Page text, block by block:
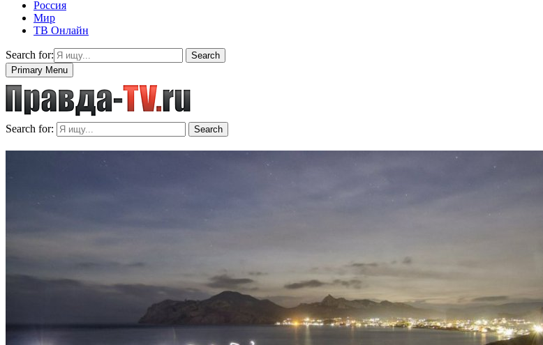
Россия
Мир
ТВ Онлайн
Search for:
Search
Primary Menu
Search for: Search